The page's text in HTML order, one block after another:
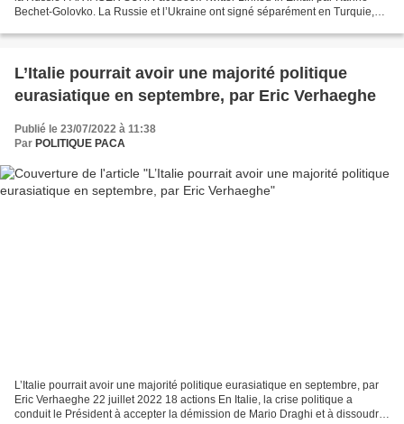
Bechet-Golovko. La Russie et l’Ukraine ont signé séparément en Turquie,
L’Italie pourrait avoir une majorité politique
eurasiatique en septembre, par Eric Verhaeghe
Publié le 23/07/2022 à 11:38
Par POLITIQUE PACA
L’Italie pourrait avoir une majorité politique eurasiatique en septembre, par
Eric Verhaeghe 22 juillet 2022 18 actions En Italie, la crise politique a
conduit le Président à accepter la démission de Mario Draghi et à dissoudre